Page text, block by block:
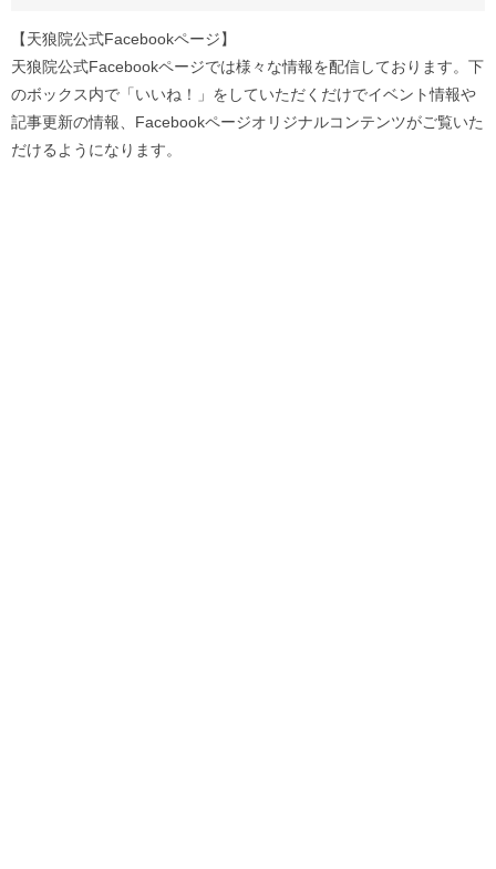
【天狼院公式Facebookページ】
天狼院公式Facebookページでは様々な情報を配信しております。下
のボックス内で「いいね！」をしていただくだけでイベント情報や
記事更新の情報、Facebookページオリジナルコンテンツがご覧いた
だけるようになります。